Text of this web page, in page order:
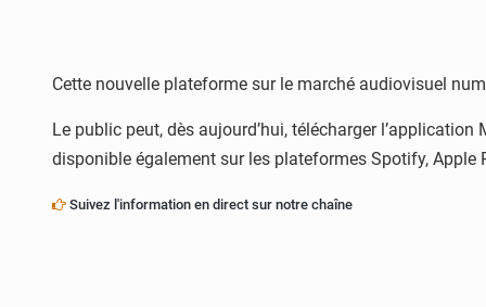
Cette nouvelle plateforme sur le marché audiovisuel
Le public peut, dès aujourd’hui, télécharger
disponible également sur les plateformes Spotify,
Suivez l'information en direct sur notre chaîne